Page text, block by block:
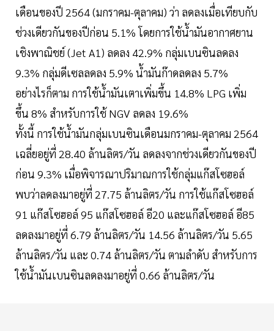
เดือนของปี 2564 (มกราคม-ตุลาคม) ว่า ลดลงเมื่อเทียบกับ
ช่วงเดียวกันของปีก่อน 5.1% โดยการใช้น้ำมันอากาศยาน
เชิงพาณิชย์ (Jet A1) ลดลง 42.9% กลุ่มเบนซินลดลง
9.3% กลุ่มดีเซลลดลง 5.9% น้ำมันก๊าดลดลง 5.7%
อย่างไรก็ตาม การใช้น้ำมันเตาเพิ่มขึ้น 14.8% LPG เพิ่ม
ขึ้น 8% สำหรับการใช้ NGV ลดลง 19.6%
ทั้งนี้ การใช้น้ำมันกลุ่มเบนซินเดือนมกราคม-ตุลาคม 2564
เฉลี่ยอยู่ที่ 28.40 ล้านลิตร/วัน ลดลงจากช่วงเดียวกันของปี
ก่อน 9.3% เมื่อพิจารณาปริมาณการใช้กลุ่มแก๊สโซฮอล์
พบว่าลดลงมาอยู่ที่ 27.75 ล้านลิตร/วัน การใช้แก๊สโซฮอล์
91 แก๊สโซฮอล์ 95 แก๊สโซฮอล์ อี20 และแก๊สโซฮอล์ อี85
ลดลงมาอยู่ที่ 6.79 ล้านลิตร/วัน 14.56 ล้านลิตร/วัน 5.65
ล้านลิตร/วัน และ 0.74 ล้านลิตร/วัน ตามลำดับ สำหรับการ
ใช้น้ำมันเบนซินลดลงมาอยู่ที่ 0.66 ล้านลิตร/วัน